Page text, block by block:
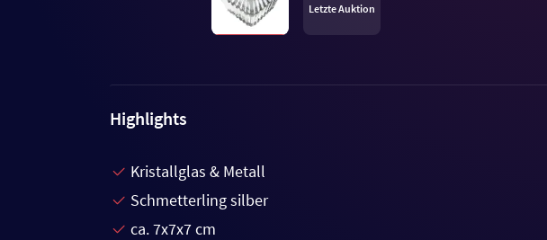
Letzte Auktion
Highlights
Kristallglas & Metall
Schmetterling silber
ca. 7x7x7 cm